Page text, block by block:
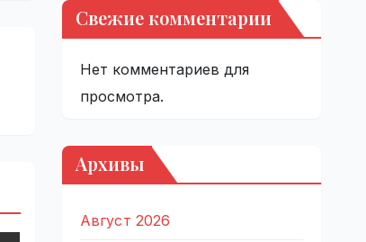
Свежие комментарии
Нет комментариев для
просмотра.
Архивы
Август 2026